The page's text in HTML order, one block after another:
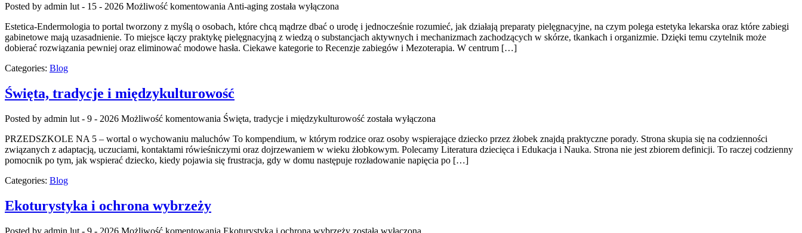
Posted by admin lut - 15 - 2026 Możliwość komentowania Anti-aging została wyłączona
Estetica-Endermologia to portal tworzony z myślą o osobach, które chcą mądrze dbać o urodę i jednocześnie rozumieć, jak działają preparaty pielęgnacyjne, na czym polega estetyka lekarska oraz które zabiegi
gabinetowe mają uzasadnienie. To miejsce łączy praktykę pielęgnacyjną z wiedzą o substancjach aktywnych i mechanizmach zachodzących w skórze, tkankach i organizmie. Dzięki temu czytelnik może
dobierać rozwiązania pewniej oraz eliminować modowe hasła. Ciekawe kategorie to Recenzje zabiegów i Mezoterapia. W centrum […]
Categories: Blog
Święta, tradycje i międzykulturowość
Posted by admin lut - 9 - 2026 Możliwość komentowania Święta, tradycje i międzykulturowość została wyłączona
PRZEDSZKOLE NA 5 – wortal o wychowaniu maluchów To kompendium, w którym rodzice oraz osoby wspierające dziecko przez żłobek znajdą praktyczne porady. Strona skupia się na codzienności
związanych z adaptacją, uczuciami, kontaktami rówieśniczymi oraz dojrzewaniem w wieku żłobkowym. Polecamy Literatura dziecięca i Edukacja i Nauka. Strona nie jest zbiorem definicji. To raczej codzienny
pomocnik po tym, jak wspierać dziecko, kiedy pojawia się frustracja, gdy w domu następuje rozładowanie napięcia po […]
Categories: Blog
Ekoturystyka i ochrona wybrzeży
Posted by admin lut - 9 - 2026 Możliwość komentowania Ekoturystyka i ochrona wybrzeży została wyłączona